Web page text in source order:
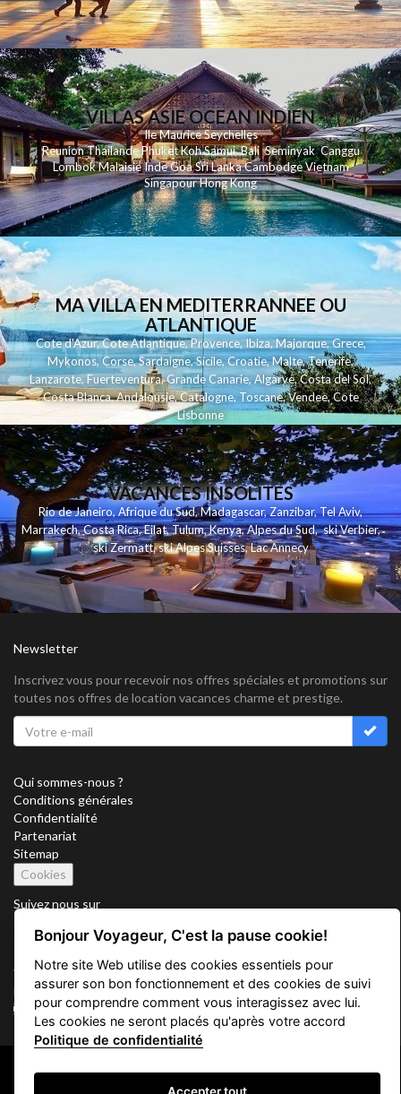
VILLAS ASIE OCEAN INDIEN
Ile MauriceSeychelles
ReunionThailandePhuketKohSamui Bali SeminyakCanggu
LombokMalaisieIndeGoaSri LankaCambodgeVietnam
SingapourHong Kong
MA VILLA EN MEDITERRANNEE OU
ATLANTIQUE
Cote d'Azur,Cote Atlantique,Provence,Ibiza,Majorque,Grece,
Mykonos,Corse,Sardaigne,Sicile,Croatie,Malte,Tenerife,
Lanzarote,Fuerteventura,Grande Canarie,Algarve,Costa del Sol,
Costa Blanca,Andalousie,Catalogne,Toscane,Vendee,Cote
Lisbonne
VACANCES INSOLITES
Rio de Janeiro,Afrique du Sud,Madagascar,Zanzibar,Tel Aviv,
Marrakech,Costa Rica,Eilat,Tulum,Kenya,Alpes du Sud,ski Verbier,
ski Zermatt,ski Alpes Suisses,Lac Annecy
Newsletter
Inscrivez vous pour recevoir nos offres spéciales et promotions sur
toutes nos offres de location vacances charme et prestige.
Qui sommes-nous ?
Conditions générales
Confidentialité
Partenariat
Sitemap
Cookies
Suivez nous sur
Vacation Key Corp. 2905 Point East Drive #L-215. Aventura.
FLORIDA 33160.
info@vacationkey.com
Copyright © 2026 Vacation Key Corp.
Bonjour Voyageur, C'est la pause cookie!
Notre site Web utilise des cookies essentiels pour
assurer son bon fonctionnement et des cookies de suivi
pour comprendre comment vous interagissez avec lui.
Les cookies ne seront placés qu'après votre accord
Politique de confidentialité